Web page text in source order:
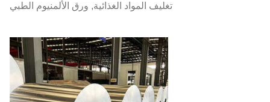
تغليف المواد الغذائية, ورق الألمنيوم الطبي